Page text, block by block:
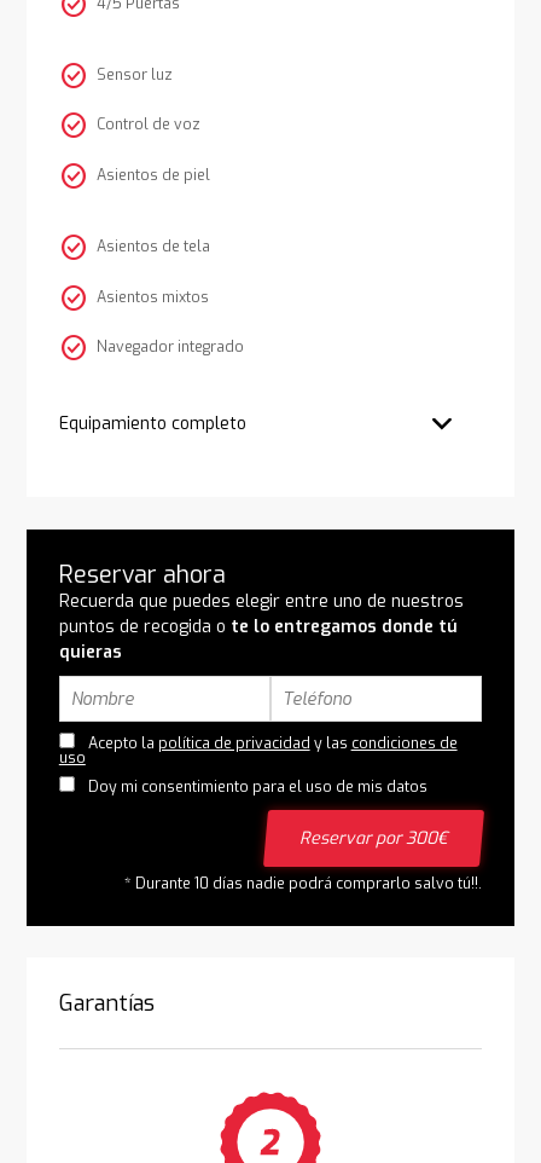
check_circle Sensor luz
check_circle Control de voz
check_circle Asientos de piel
check_circle Asientos de tela
check_circle Asientos mixtos
check_circle Navegador integrado
Equipamiento completo
Reservar ahora
Recuerda que puedes elegir entre uno de nuestros
puntos de recogida o te lo entregamos donde tú
quieras
Acepto la política de privacidad y las condiciones de
uso
Doy mi consentimiento para el uso de mis datos
Reservar por 300€
* Durante 10 días nadie podrá comprarlo salvo tú!!.
Garantías